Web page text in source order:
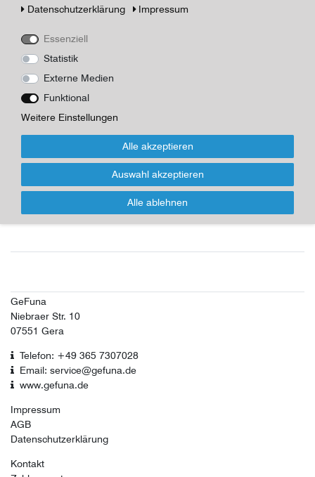
"Versicherung" versandt,
Mitteilung der Liefer-PLZ benannt werden.
Lieferung ins Ausland:
Die Versandkosten werden auf Nachfrage des
Ihnen die Versandkosten speziell für Ihr Land
mitgeteilt haben.
Die bei Lieferungen ins Ausland
anfallenden Steuern und Zölle trägt der Kunde, der
diese bei Lieferung gesondert an die Landes -
Behörden oder an den Zusteller zu entrichten hat.
GeFuna
Niebraer Str. 10
07551 Gera
Telefon: +49 365 7307028
Email: service@gefuna.de
www.gefuna.de
Impressum
AGB
Datenschutzerklärung
Kontakt
Daten­schutz­erklärung
Impressum
Essenziell
Statistik
Externe Medien
Funktional
Weitere Einstellungen
Alle akzeptieren
Auswahl akzeptieren
Alle ablehnen